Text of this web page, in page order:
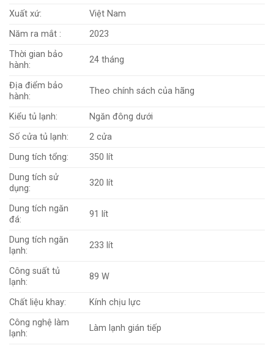
Xuất xứ:
Việt Nam
Năm ra mắt :
2023
Thời gian bảo
hành:
24 tháng
Địa điểm bảo
hành:
Theo chính sách của hãng
Kiểu tủ lạnh:
Ngăn đông dưới
Số cửa tủ lạnh:
2 cửa
Dung tích tổng:
350 lít
Dung tích sử
dụng:
320 lít
Dung tích ngăn
đá:
91 lít
Dung tích ngăn
lạnh:
233 lít
Công suất tủ
lạnh:
89 W
Chất liệu khay:
Kính chịu lực
Công nghệ làm
lạnh:
Làm lạnh gián tiếp